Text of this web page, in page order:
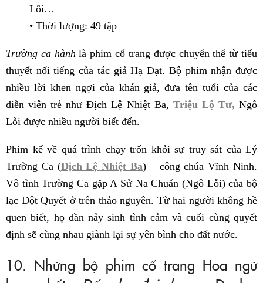
Lỗi…
• Thời lượng: 49 tập
Trường ca hành là phim cổ trang được chuyển thể từ tiểu
thuyết nối tiếng của tác giả Hạ Đạt. Bộ phim nhận được
nhiều lời khen ngợi của khán giả, đưa tên tuổi của các
diễn viên trẻ như Địch Lệ Nhiệt Ba, Triệu Lộ Tư, Ngô
Lỗi được nhiều người biết đến.
Phim kể về quá trình chạy trốn khỏi sự truy sát của Lý
Trường Ca (Địch Lệ Nhiệt Ba) – công chúa Vĩnh Ninh.
Vô tình Trường Ca gặp A Sử Na Chuẩn (Ngô Lỗi) của bộ
lạc Đột Quyết ở trên thảo nguyên. Từ hai người không hề
quen biết, họ dần nảy sinh tình cảm và cuối cùng quyết
định sẽ cùng nhau giành lại sự yên bình cho đất nước.
10. Những bộ phim cổ trang Hoa ngữ